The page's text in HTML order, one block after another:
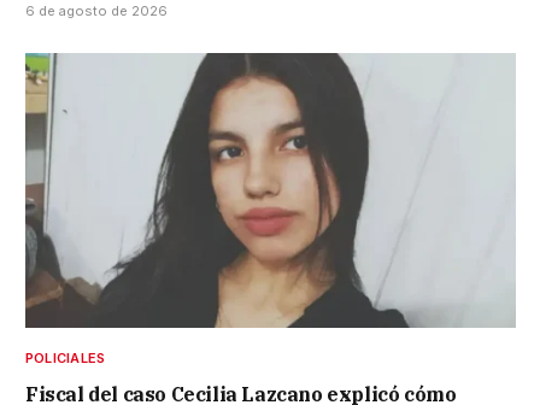
6 de agosto de 2026
POLICIALES
Fiscal del caso Cecilia Lazcano explicó cómo